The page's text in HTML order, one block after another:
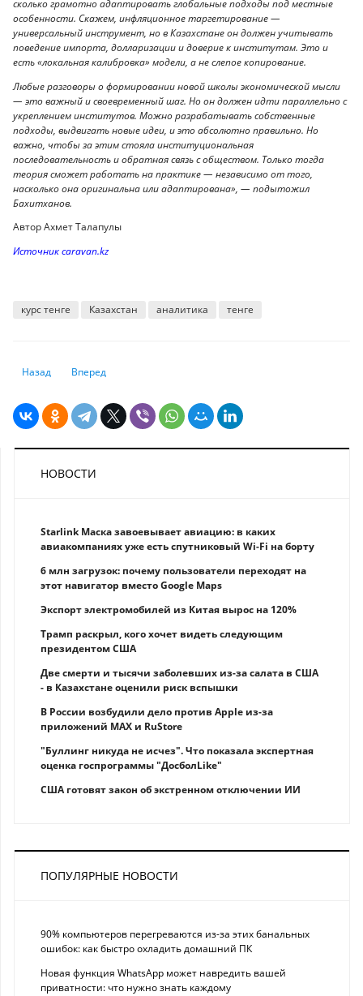
сколько грамотно адаптировать глобальные подходы под местные
особенности. Скажем, инфляционное таргетирование —
универсальный инструмент, но в Казахстане он должен учитывать
поведение импорта, долларизации и доверие к институтам. Это и
есть «локальная калибровка» модели, а не слепое копирование.
Любые разговоры о формировании новой школы экономической мысли
— это важный и своевременный шаг. Но он должен идти параллельно с
укреплением институтов. Можно разрабатывать собственные
подходы, выдвигать новые идеи, и это абсолютно правильно. Но
важно, чтобы за этим стояла институциональная
последовательность и обратная связь с обществом. Только тогда
теория сможет работать на практике — независимо от того,
насколько она оригинальна или адаптирована», — подытожил
Бахитханов.
Автор Ахмет Талапулы
Источник caravan.kz
курс тенге Казахстан аналитика тенге
Предыдущий: Защита банковских карт от мошенников: простые
Назад Следующий: Подорожает ли ипотека в Казахстане: мнение
Вперед
НОВОСТИ
Starlink Маска завоевывает авиацию: в каких
авиакомпаниях уже есть спутниковый Wi-Fi на борту
6 млн загрузок: почему пользователи переходят на
этот навигатор вместо Google Maps
Экспорт электромобилей из Китая вырос на 120%
Трамп раскрыл, кого хочет видеть следующим
президентом США
Две смерти и тысячи заболевших из-за салата в США
- в Казахстане оценили риск вспышки
В России возбудили дело против Apple из-за
приложений MAX и RuStore
"Буллинг никуда не исчез". Что показала экспертная
оценка госпрограммы "ДосболLike"
США готовят закон об экстренном отключении ИИ
ПОПУЛЯРНЫЕ НОВОСТИ
90% компьютеров перегреваются из-за этих банальных
ошибок: как быстро охладить домашний ПК
Новая функция WhatsApp может навредить вашей
приватности: что нужно знать каждому